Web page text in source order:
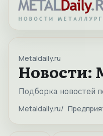
Metaldaily.ru
Подборка новостей
Metaldaily.ru